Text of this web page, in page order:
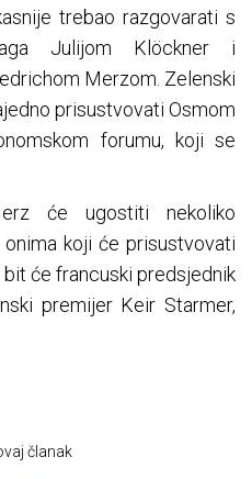
trebao razgovarati s
Julijom Klöckner i
Merzom. Zelenski
prisustvovati Osmom
forumu, koji se
će ugostiti nekoliko
koji će prisustvovati
će francuski predsjednik
premijer Keir Starmer,
članak